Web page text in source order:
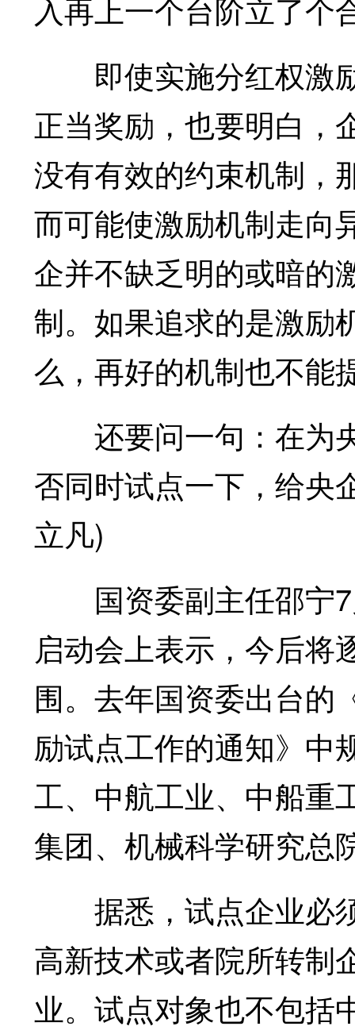
入再上一个台阶立了个
即使实施分红权激
正当奖励，也要明白，
没有有效的约束机制，
而可能使激励机制走向
企并不缺乏明的或暗的
制。如果追求的是激励
么，再好的机制也不能
还要问一句：在为
否同时试点一下，给央
立凡)
国资委副主任邵宁7
启动会上表示，今后将
围。去年国资委出台的
励试点工作的通知》中
工、中航工业、中船重
集团、机械科学研究总
据悉，试点企业必
高新技术或者院所转制
业。试点对象也不包括